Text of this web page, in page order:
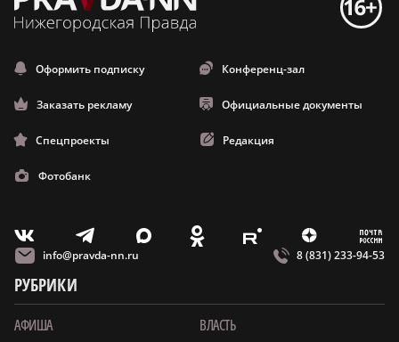
Оформить подписку Конференц-зал
Заказать рекламу Официальные документы
Спецпроекты Редакция
Фотобанк
V T X O E Z m
info@pravda-nn.ru 8 (831) 233-94-53
РУБРИКИ
АФИША
ВЛАСТЬ